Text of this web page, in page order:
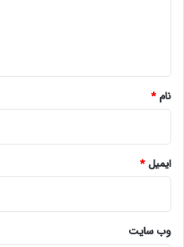
نام*
ایمیل*
وب‌ سایت